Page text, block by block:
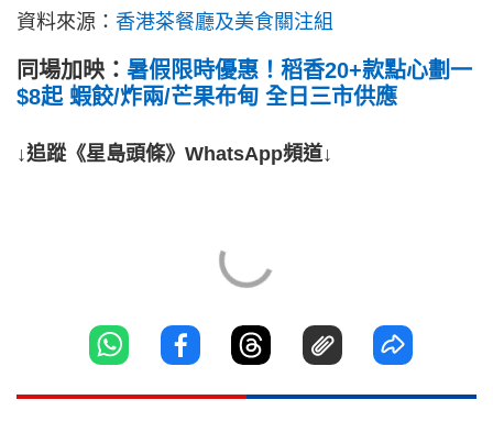
資料來源： 香港茶餐廳及美食關注組
同場加映： 暑假限時優惠！稻香20+款點心劃一
$8起 蝦餃/炸兩/芒果布甸 全日三市供應
↓追蹤《星島頭條》WhatsApp頻道↓